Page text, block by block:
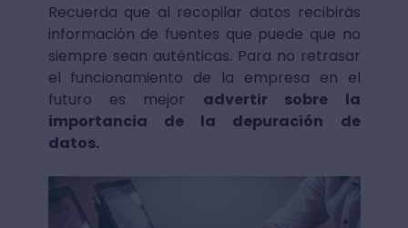
Recuerda que al recopilar datos recibirás
información de fuentes que puede que no
siempre sean auténticas. Para no retrasar
el funcionamiento de la empresa en el
futuro es mejor advertir sobre la
importancia de la depuración de
datos.